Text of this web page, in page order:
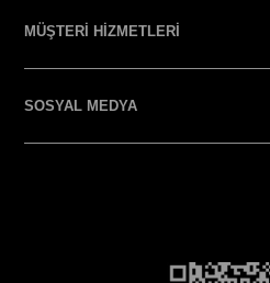
MÜŞTERİ HİZMETLERİ
SOSYAL MEDYA